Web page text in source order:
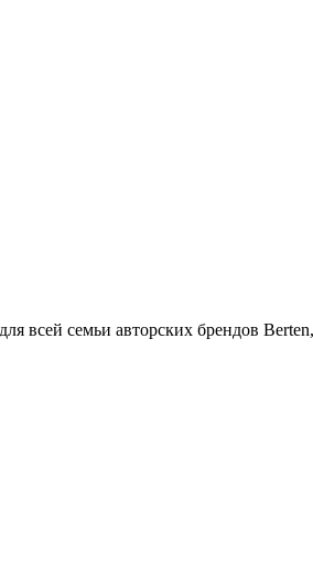
семьи авторских брендов Berten,